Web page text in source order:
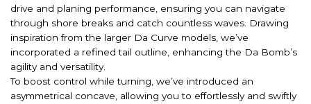
drive and planing performance, ensuring you can navigate
through shore breaks and catch countless waves. Drawing
inspiration from the larger Da Curve models, we’ve
incorporated a refined tail outline, enhancing the Da Bomb’s
agility and versatility.
To boost control while turning, we’ve introduced an
asymmetrical concave, allowing you to effortlessly and swiftly